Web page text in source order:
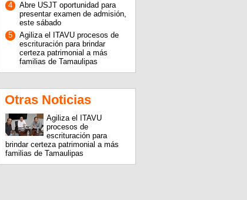
4
Abre USJT oportunidad para
presentar examen de admisión,
este sábado
5
Agiliza el ITAVU procesos de
escrituración para brindar
certeza patrimonial a más
familias de Tamaulipas
Otras Noticias
Agiliza el ITAVU
procesos de
escrituración para
brindar certeza patrimonial a más
familias de Tamaulipas